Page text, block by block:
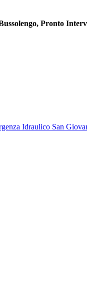
Pronto
Idraulico San